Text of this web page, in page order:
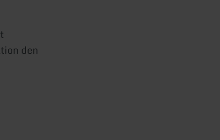
den